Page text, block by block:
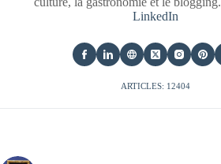
LinkedIn
ARTICLES: 12404